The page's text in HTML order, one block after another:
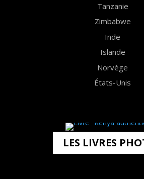
Tanzanie
Zimbabwe
Inde
Islande
Norvège
États-Unis
LES LIVRES